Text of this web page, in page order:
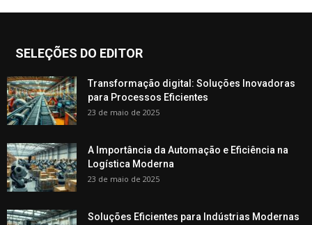
SELEÇÕES DO EDITOR
Transformação digital: Soluções Inovadoras
para Processos Eficientes
23 de maio de 2025
A Importância da Automação e Eficiência na
Logística Moderna
23 de maio de 2025
Soluções Eficientes para Indústrias Modernas